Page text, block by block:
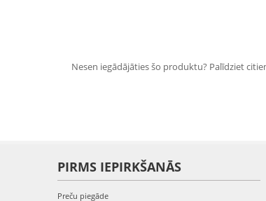
Nesen iegādājāties šo produktu? Palīdziet
PIRMS IEPIRKŠANĀS
Preču piegāde